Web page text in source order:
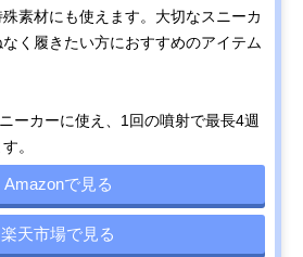
素材にも使えます。大切なスニーカ
く履きたい方におすすめのアイテム
ーカーに使え、1回の噴射で最長4週
。
Amazonで見る
楽天市場で見る